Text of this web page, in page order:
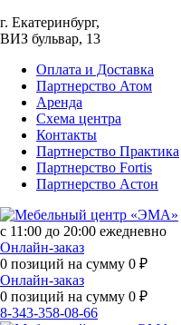
г. Екатеринбург,
ВИЗ бульвар, 13
Оплата и Доставка
Партнерство Атом
Аренда
Схема центра
Контакты
Партнерство Практика
Партнерство Fortis
Партнерство Астон
с 11:00 до 20:00 ежедневно
Онлайн-заказ
0 позиций на сумму 0 ₽
Онлайн-заказ
0 позиций на сумму 0 ₽
8-343-358-08-66